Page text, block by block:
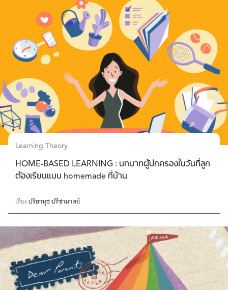
Learning Theory
HOME-BASED LEARNING : บทบาทผู้ปกครองในวันที่ลูก
ต้องเรียนแบบ homemade ที่บ้าน
เรื่องปรียานุช ปรีชามาตย์